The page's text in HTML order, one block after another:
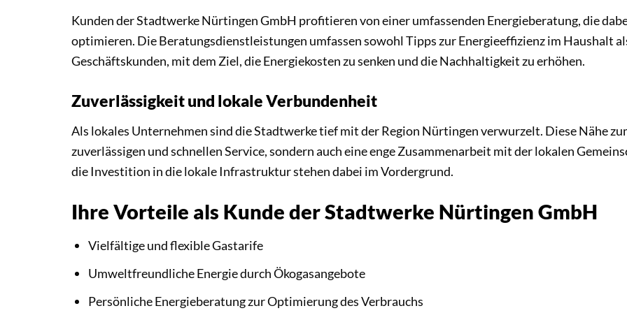
Kunden der Stadtwerke Nürtingen GmbH profitieren von einer umfassenden Energieberatung, die
optimieren. Die Beratungsdienstleistungen umfassen sowohl Tipps zur Energieeffizienz im Haushalt
Geschäftskunden, mit dem Ziel, die Energiekosten zu senken und die Nachhaltigkeit zu erhöhen.
Zuverlässigkeit und lokale Verbundenheit
Als lokales Unternehmen sind die Stadtwerke tief mit der Region Nürtingen verwurzelt. Diese Nähe
zuverlässigen und schnellen Service, sondern auch eine enge Zusammenarbeit mit der lokalen
die Investition in die lokale Infrastruktur stehen dabei im Vordergrund.
Ihre Vorteile als Kunde der Stadtwerke Nürtingen GmbH
Vielfältige und flexible Gastarife
Umweltfreundliche Energie durch Ökogasangebote
Persönliche Energieberatung zur Optimierung des Verbrauchs